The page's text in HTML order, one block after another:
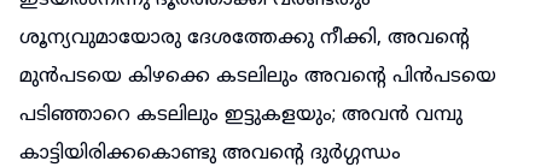
ശൂന്യവുമായോരു ദേശത്തേക്കു നീക്കി, അവന്റെ
മുൻപടയെ കിഴക്കെ കടലിലും അവന്റെ പിൻപടയെ
പടിഞ്ഞാറെ കടലിലും ഇട്ടുകളയും; അവൻ വമ്പു
കാട്ടിയിരിക്കകൊണ്ടു അവന്റെ ദുർഗ്ഗന്ധം